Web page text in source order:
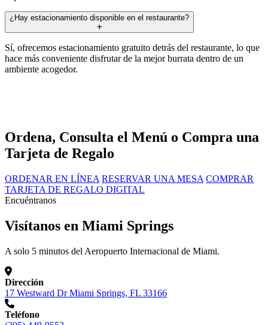
¿Hay estacionamiento disponible en el restaurante?
Sí, ofrecemos estacionamiento gratuito detrás del restaurante, lo que
hace más conveniente disfrutar de la mejor burrata dentro de un
ambiente acogedor.
Ordena, Consulta el Menú o Compra una
Tarjeta de Regalo
ORDENAR EN LÍNEA RESERVAR UNA MESA COMPRAR
TARJETA DE REGALO DIGITAL
Encuéntranos
Visítanos en Miami Springs
A solo 5 minutos del Aeropuerto Internacional de Miami.
Dirección
17 Westward Dr Miami Springs, FL 33166
Teléfono